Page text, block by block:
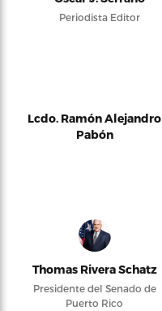
Periodista Editor
Lcdo. Ramón Alejandro
Pabón
Thomas Rivera Schatz
Presidente del Senado de
Puerto Rico